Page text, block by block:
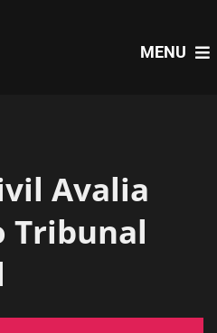
MENU
PROGRAMAS
NOTÍCIAS
Avalia
Tribunal